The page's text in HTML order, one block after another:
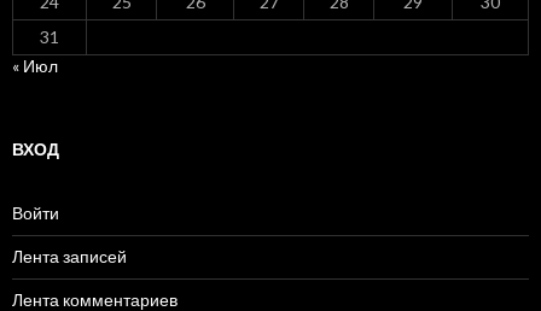
31
« Июл
ВХОД
Войти
Лента записей
Лента комментариев